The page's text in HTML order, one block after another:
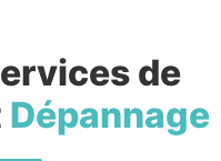
de
Dépannage